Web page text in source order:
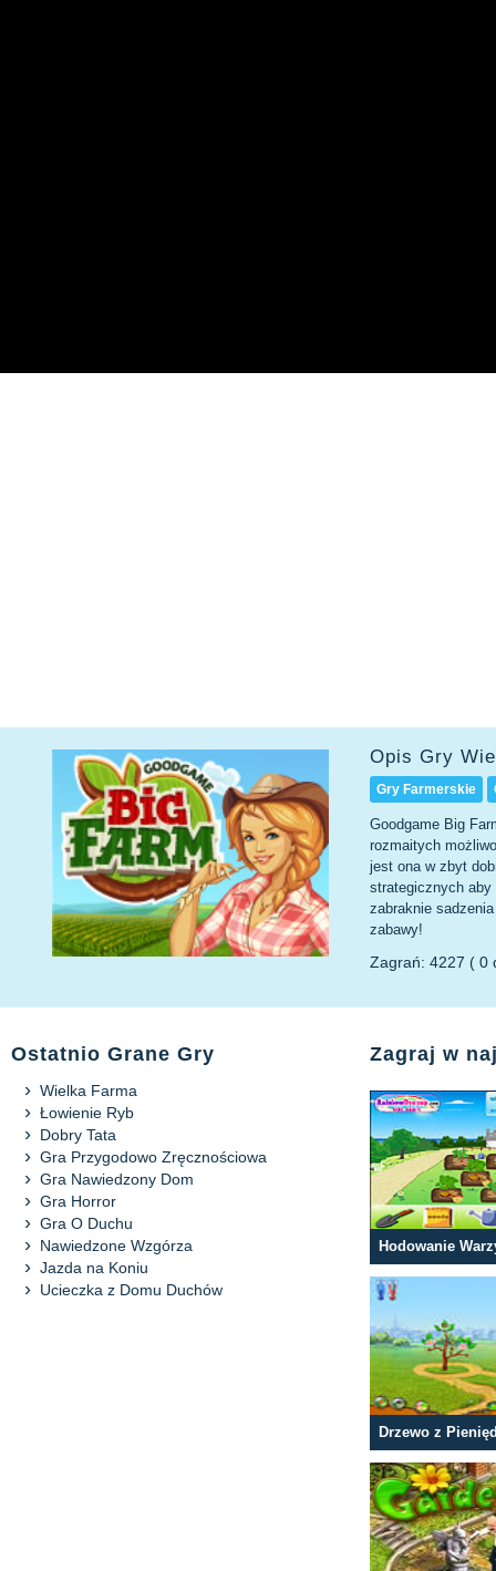
Opis Gry
Gry Farmerskie
Goodgame Big
rozmaitych
jest ona w zbyt
strategicznych
zabraknie
zabawy!
Zagrań: 4227 ( 0
Ostatnio Grane Gry
Wielka Farma
Łowienie Ryb
Dobry Tata
Gra Przygodowo Zręcznościowa
Gra Nawiedzony Dom
Gra Horror
Gra O Duchu
Nawiedzone Wzgórza
Jazda na Koniu
Ucieczka z Domu Duchów
Zagraj w
Hodowanie
Drzewo z